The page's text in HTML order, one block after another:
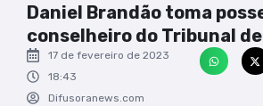
Daniel Brandão toma
conselheiro do Tribunal
17 de fevereiro de 2023
18:43
Difusoranews.com